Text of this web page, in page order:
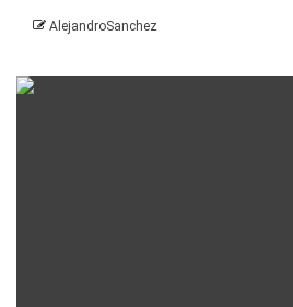
AlejandroSanchez